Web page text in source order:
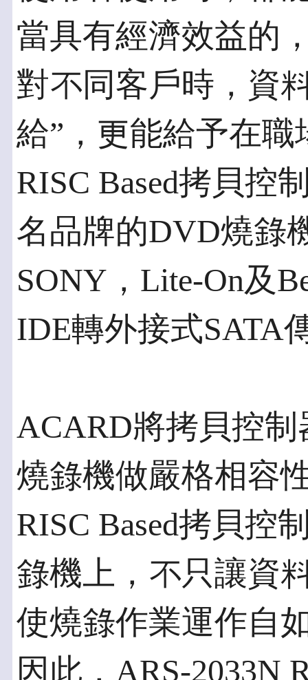
當具有經濟效益的
對不同客戶時，資
給”，更能給予在
RISC Based拷貝控
名品牌的DVD燒錄
SONY，Lite-On及
IDE轉外接式SATA
ACARD將拷貝控
燒錄機做嚴格相容
RISC Based拷貝控
錄機上，不只讓資
使燒錄作業運作自
因此，ARS-2033N